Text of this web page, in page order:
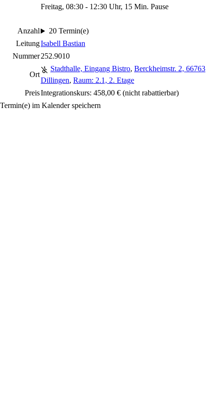
Freitag, 08:30 - 12:30 Uhr, 15 Min. Pause
Anzahl
20 Termin(e)
LeitungIsabell Bastian
Nummer252.9010
Ort
Stadthalle, Eingang Bistro, Berckheimstr. 2, 66763
Dillingen, Raum: 2.1, 2. Etage
PreisIntegrationskurs: 458,00 € (nicht rabattierbar)
Termin(e) im Kalender speichern